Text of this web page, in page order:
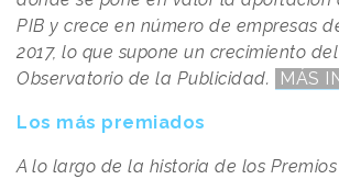
PIB y crece en número de empresas
2017, lo que supone un crecimiento
Observatorio de la Publicidad.
MÁS
Los más premiados
A lo largo de la historia de los